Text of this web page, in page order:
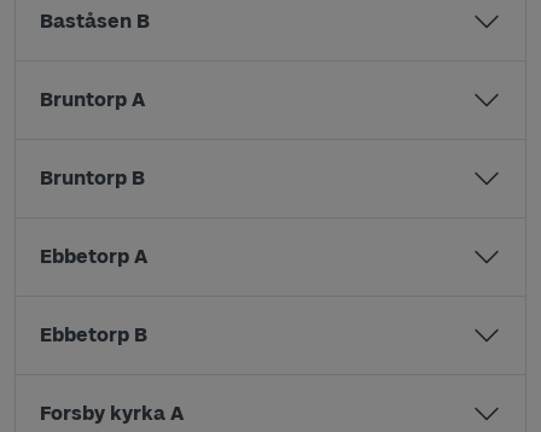
Baståsen B
Bruntorp A
Bruntorp B
Ebbetorp A
Ebbetorp B
Forsby kyrka A